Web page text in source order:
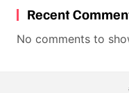
Recent
No comments to